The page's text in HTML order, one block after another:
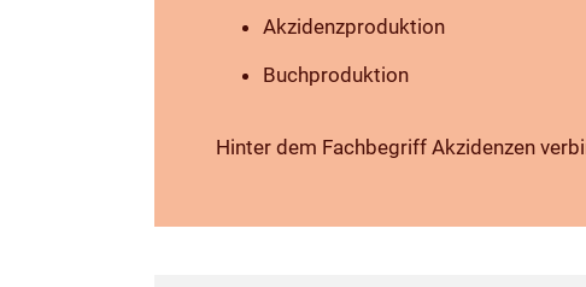
Akzidenzproduktion
Buchproduktion
Hinter dem Fachbegriff Akzidenzen